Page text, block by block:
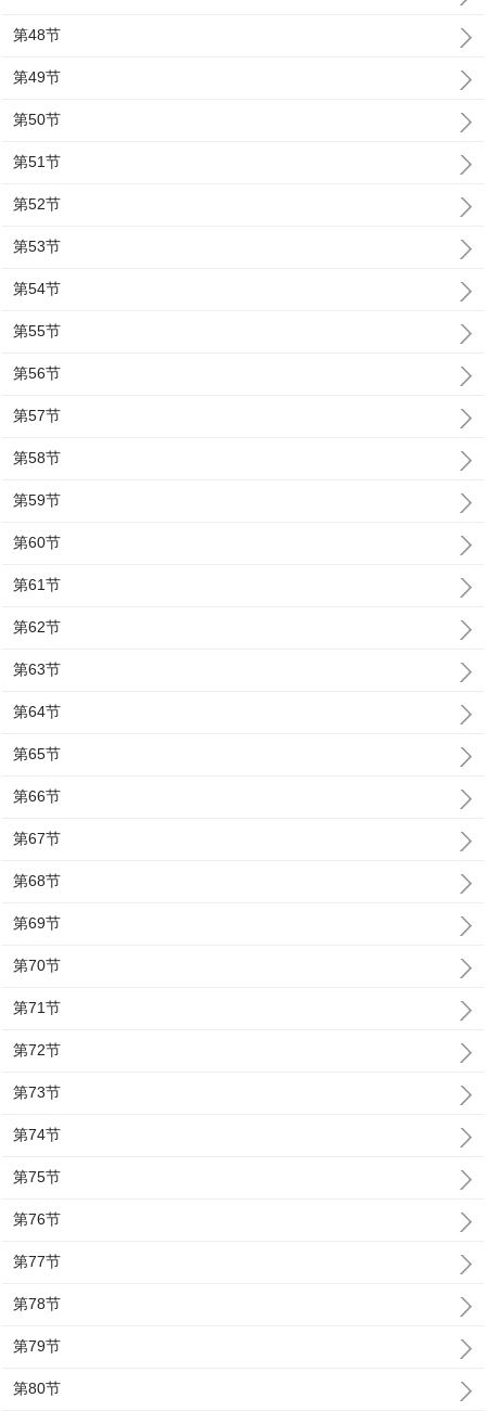
第48节
第49节
第50节
第51节
第52节
第53节
第54节
第55节
第56节
第57节
第58节
第59节
第60节
第61节
第62节
第63节
第64节
第65节
第66节
第67节
第68节
第69节
第70节
第71节
第72节
第73节
第74节
第75节
第76节
第77节
第78节
第79节
第80节